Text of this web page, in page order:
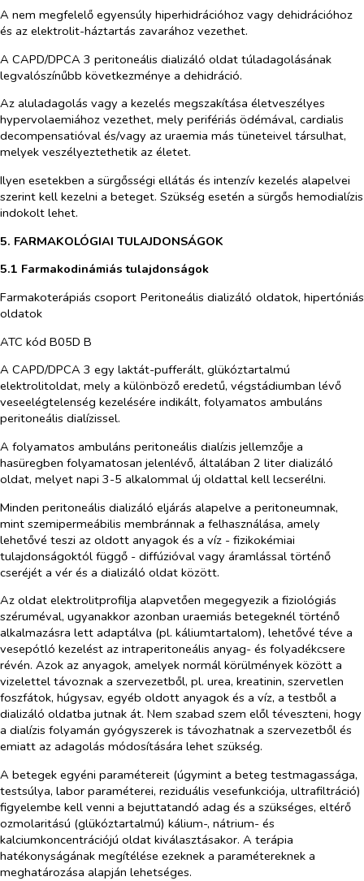
A nem megfelelő egyensúly hiperhidrációhoz vagy dehidrációhoz
és az elektrolit-háztartás zavarához vezethet.
A CAPD/DPCA 3 peritoneális dializáló oldat túladagolásának
legvalószínűbb következménye a dehidráció.
Az aluladagolás vagy a kezelés megszakítása életveszélyes
hypervolaemiához vezethet, mely perifériás ödémával, cardialis
decompensatióval és/vagy az uraemia más tüneteivel társulhat,
melyek veszélyeztethetik az életet.
Ilyen esetekben a sürgősségi ellátás és intenzív kezelés alapelvei
szerint kell kezelni a beteget. Szükség esetén a sürgős hemodialízis
indokolt lehet.
5. FARMAKOLÓGIAI TULAJDONSÁGOK
5.1 Farmakodinámiás tulajdonságok
Farmakoterápiás csoport Peritoneális dializáló oldatok, hipertóniás
oldatok
ATC kód B05D B
A CAPD/DPCA 3 egy laktát-pufferált, glükóztartalmú
elektrolitoldat, mely a különböző eredetű, végstádiumban lévő
veseelégtelenség kezelésére indikált, folyamatos ambuláns
peritoneális dialízissel.
A folyamatos ambuláns peritoneális dialízis jellemzője a
hasüregben folyamatosan jelenlévő, általában 2 liter dializáló
oldat, melyet napi 3-5 alkalommal új oldattal kell lecserélni.
Minden peritoneális dializáló eljárás alapelve a peritoneumnak,
mint szemipermeábilis membránnak a felhasználása, amely
lehetővé teszi az oldott anyagok és a víz - fizikokémiai
tulajdonságoktól függő - diffúzióval vagy áramlással történő
cseréjét a vér és a dializáló oldat között.
Az oldat elektrolitprofilja alapvetően megegyezik a fiziológiás
széruméval, ugyanakkor azonban uraemiás betegeknél történő
alkalmazásra lett adaptálva (pl. káliumtartalom), lehetővé téve a
vesepótló kezelést az intraperitoneális anyag- és folyadékcsere
révén. Azok az anyagok, amelyek normál körülmények között a
vizelettel távoznak a szervezetből, pl. urea, kreatinin, szervetlen
foszfátok, húgysav, egyéb oldott anyagok és a víz, a testből a
dializáló oldatba jutnak át. Nem szabad szem elől téveszteni, hogy
a dialízis folyamán gyógyszerek is távozhatnak a szervezetből és
emiatt az adagolás módosítására lehet szükség.
A betegek egyéni paramétereit (úgymint a beteg testmagassága,
testsúlya, labor paraméterei, reziduális vesefunkciója, ultrafiltráció)
figyelembe kell venni a bejuttatandó adag és a szükséges, eltérő
ozmolaritású (glükóztartalmú) kálium-, nátrium- és
kalciumkoncentrációjú oldat kiválasztásakor. A terápia
hatékonyságának megítélése ezeknek a paramétereknek a
meghatározása alapján lehetséges.